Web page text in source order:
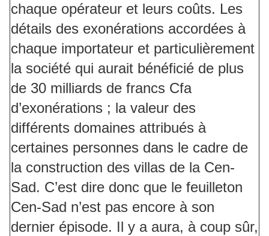
chaque opérateur et leurs coûts. Les
détails des exonérations accordées à
chaque importateur et particulièrement
la société qui aurait bénéficié de plus
de 30 milliards de francs Cfa
d’exonérations ; la valeur des
différents domaines attribués à
certaines personnes dans le cadre de
la construction des villas de la Cen-
Sad. C’est dire donc que le feuilleton
Cen-Sad n’est pas encore à son
dernier épisode. Il y a aura, à coup sûr,